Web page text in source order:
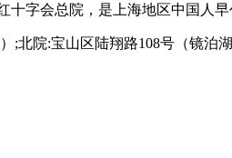
十字会总院，是上海地区中国人
北院:宝山区陆翔路108号（镜泊